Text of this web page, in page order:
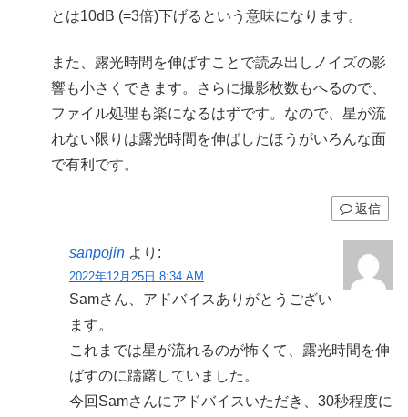
とは10dB (=3倍)下げるという意味になります。
また、露光時間を伸ばすことで読み出しノイズの影
響も小さくできます。さらに撮影枚数もへるので、
ファイル処理も楽になるはずです。なので、星が流
れない限りは露光時間を伸ばしたほうがいろんな面
で有利です。
返信
sanpojin より:
2022年12月25日 8:34 AM
Samさん、アドバイスありがとうござい
ます。
これまでは星が流れるのが怖くて、露光時間を伸
ばすのに躊躇していました。
今回Samさんにアドバイスいただき、30秒程度に